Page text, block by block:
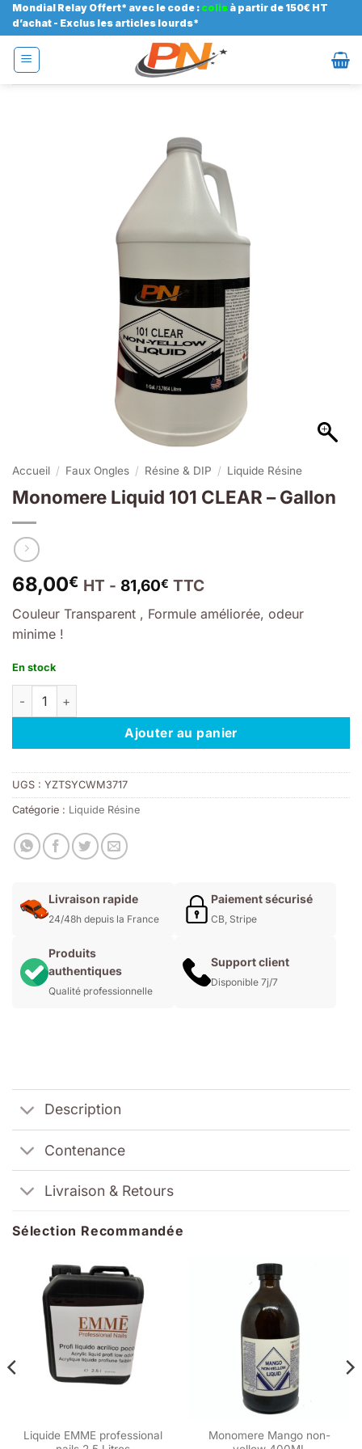
Passer
au
contenu
Mondial Relay Offert* avec le code : colis à partir de 150€ HT
d’achat - Exclus les articles lourds*
Accueil / Faux Ongles / Résine & DIP / Liquide Résine
Monomere Liquid 101 CLEAR – Gallon
68,00€ HT - 81,60€ TTC
Couleur Transparent , Formule améliorée, odeur
minime !
En stock
quantité de Monomere Liquid 101 CLEAR - Gallon
Ajouter au panier
UGS : YZTSYCWM3717
Catégorie : Liquide Résine
Livraison rapide
24/48h depuis la France
Paiement sécurisé
CB, Stripe
Produits
authentiques
Qualité professionnelle
Support client
Disponible 7j/7
Description
Contenance
Livraison & Retours
Sélection Recommandée
Liquide EMME professional
Monomere Mango non-